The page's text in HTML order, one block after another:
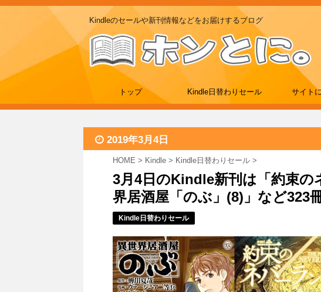
Kindleのセールや新刊情報などをお届けするブログ
トップ Kindle日替わりセール サイト
2019年3月4日
HOME > Kindle > Kindle日替わりセール >
3月4日のKindle新刊は「約束の
界居酒屋「のぶ」(8)」など323
Kindle日替わりセール